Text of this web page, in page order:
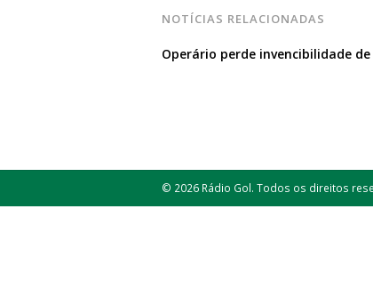
NOTÍCIAS RELACIONADAS
Operário perde invencibilidade de
© 2026 Rádio Gol. Todos os direitos